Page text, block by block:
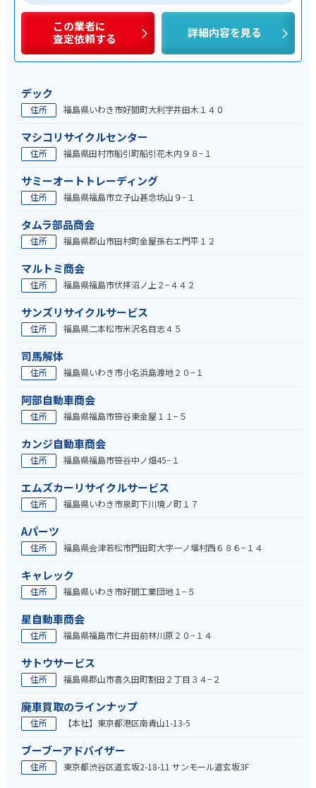
この業者に
査定依頼する
詳細内容を見る
デック
住所 福島県いわき市好間町大利字井田木１４０
マシコリサイクルセンター
住所 福島県田村市船引町船引花木内９８−１
サミーオートトレーディング
住所 福島県福島市立子山甚念坊山９−１
タムラ部品商会
住所 福島県郡山市田村町金屋孫右エ門平１２
マルトミ商会
住所 福島県福島市伏拝沼ノ上２−４４２
サンズリサイクルサービス
住所 福島県二本松市米沢名目志４５
司馬解体
住所 福島県いわき市小名浜島渡地２０−１
阿部自動車商会
住所 福島県福島市笹谷東金屋１１−５
カンジ自動車商会
住所 福島県福島市笹谷中ノ畑45−１
エムズカーリサイクルサービス
住所 福島県いわき市泉町下川境ノ町１７
Aパーツ
住所 福島県会津若松市門田町大字一ノ堰村西６８６−１４
キャレック
住所 福島県いわき市好間工業団地１−５
星自動車商会
住所 福島県福島市仁井田前林川原２０−１４
サトウサービス
住所 福島県郡山市喜久田町割田２丁目３４−２
廃車買取のラインナップ
住所 【本社】東京都港区南青山1-13-5
ブーブーアドバイザー
住所 東京都渋谷区道玄坂2-18-11 サンモール道玄坂3F